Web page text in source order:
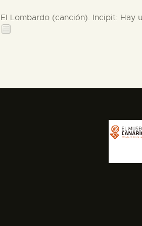
Lombardo (canción). Incipit: Hay